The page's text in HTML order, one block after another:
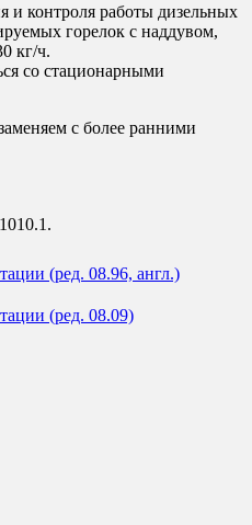
и контроля работы дизельных
горелок с наддувом,
кг/ч.
со стационарными
с более ранними
(ред. 08.96, англ.)
(ред. 08.09)